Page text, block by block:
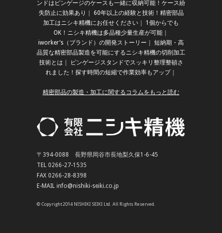
ンドはピンゲージのケースも一緒に収納可能！ケース紛
失防止に効果あり ｜ 60年以上の経験と技術！精密部品
加工はニシキ精機にお任せください ｜ 1個からでも
OK！ニシキ精機は多品種少量生産が可能 ｜
iworker’s（ブランド）の開発ストーリー ｜ 短納期・高
品質な精密部品製造を可能にするニシキ精機の切削加工
技術とは ｜
ピンゲージスタンドでスッキリ整理整頓さ
れました！探す時間の短縮で作業効率もアップ｜
精密部品の製造・加工に関するコラムをもっと読む
〒394-0088 長野県岡谷市長地梨久保1-6-45
TEL 0266-27-1535
FAX 0266-28-8398
E-MAIL info@nishiki-seiki.co.jp
© Copyright 2014 NISHIKI SEIKI Ltd. All Rights Reserved.